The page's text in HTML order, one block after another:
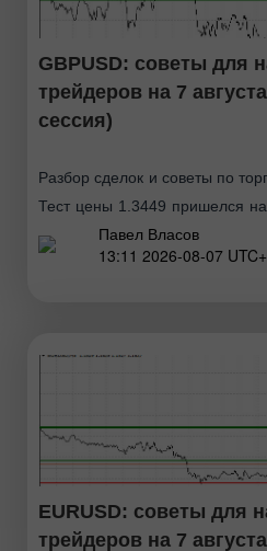
GBPUSD: советы для
трейдеров на 7
сессия)
Разбор сделок и советы по
Тест цены 1.3449 пришелся на
MACD только начинал
отметки, что стало
Павел Власов
13:11 2026-08-07
EURUSD: советы для
трейдеров на 7